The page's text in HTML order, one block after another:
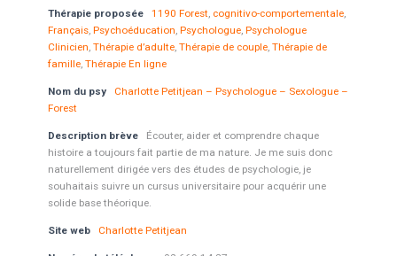
Nom du psy
Charlotte Petitjean – Psychologue – Sexologue –
Forest
Thérapie proposée 1190 Forest, cognitivo-comportementale,
Français, Psychoéducation, Psychologue, Psychologue
Clinicien, Thérapie d’adulte, Thérapie de couple, Thérapie de
famille, Thérapie En ligne
Description brève
Écouter, aider et comprendre chaque
histoire a toujours fait partie de ma nature. Je me suis donc
naturellement dirigée vers des études de psychologie, je
souhaitais suivre un cursus universitaire pour acquérir une
solide base théorique.
Site web Charlotte Petitjean